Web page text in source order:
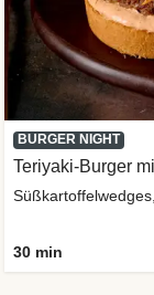
BURGER NIGHT
Teriyaki-Burger
30 min